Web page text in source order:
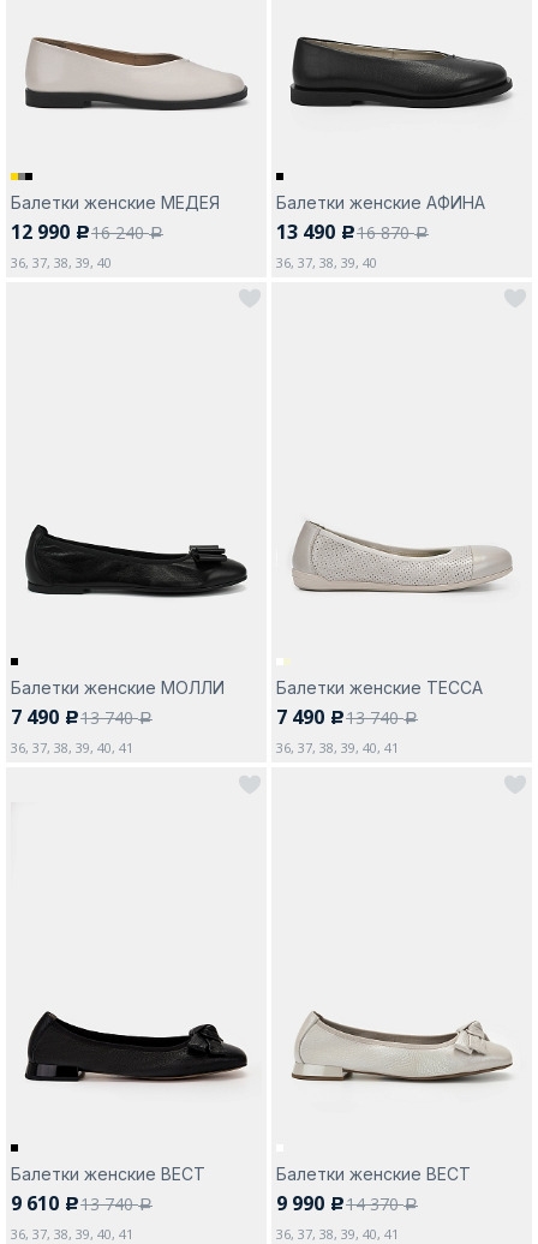
Балетки женские МЕДЕЯ
12 990 c16 240a
36, 37, 38, 39, 40
Балетки женские АФИНА
13 490 c16 870a
36, 37, 38, 39, 40
Балетки женские МОЛЛИ
7 490 c13 740a
36, 37, 38, 39, 40, 41
Балетки женские ТЕССА
7 490 c13 740a
36, 37, 38, 39, 40, 41
Балетки женские ВЕСТ
9 610 c13 740a
36, 37, 38, 39, 40, 41
Балетки женские ВЕСТ
9 990 c14 370a
36, 37, 38, 39, 40, 41